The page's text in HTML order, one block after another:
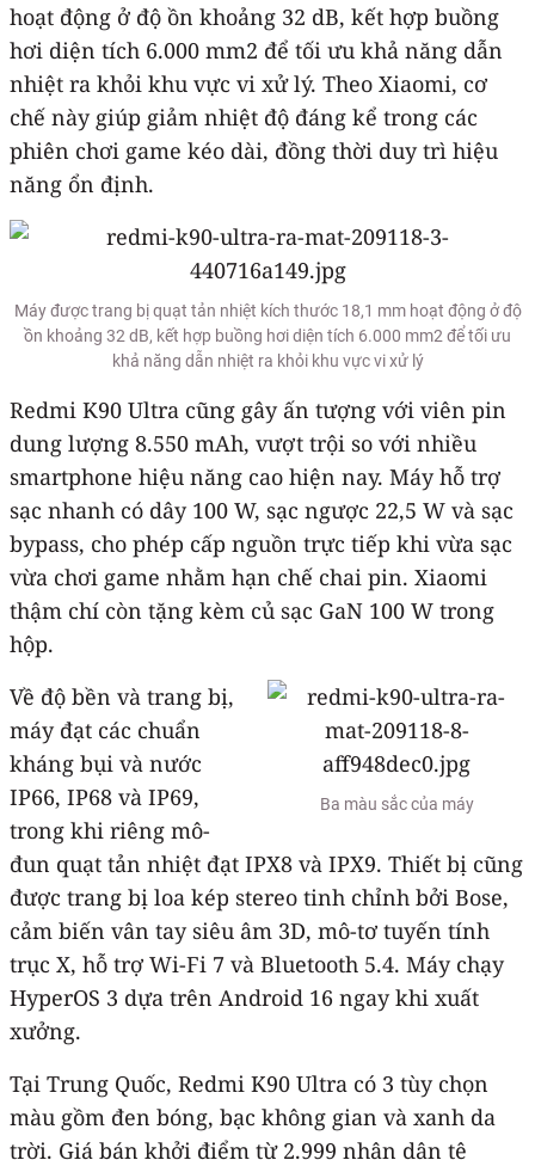
hoạt động ở độ ồn khoảng 32 dB, kết hợp buồng
hơi diện tích 6.000 mm2 để tối ưu khả năng dẫn
nhiệt ra khỏi khu vực vi xử lý. Theo Xiaomi, cơ
chế này giúp giảm nhiệt độ đáng kể trong các
phiên chơi game kéo dài, đồng thời duy trì hiệu
năng ổn định.
Máy được trang bị quạt tản nhiệt kích thước 18,1 mm hoạt động ở độ
ồn khoảng 32 dB, kết hợp buồng hơi diện tích 6.000 mm2 để tối ưu
khả năng dẫn nhiệt ra khỏi khu vực vi xử lý
Redmi K90 Ultra cũng gây ấn tượng với viên pin
dung lượng 8.550 mAh, vượt trội so với nhiều
smartphone hiệu năng cao hiện nay. Máy hỗ trợ
sạc nhanh có dây 100 W, sạc ngược 22,5 W và sạc
bypass, cho phép cấp nguồn trực tiếp khi vừa sạc
vừa chơi game nhằm hạn chế chai pin. Xiaomi
thậm chí còn tặng kèm củ sạc GaN 100 W trong
hộp.
Ba màu sắc của máy
Về độ bền và trang bị,
máy đạt các chuẩn
kháng bụi và nước
IP66, IP68 và IP69,
trong khi riêng mô-
đun quạt tản nhiệt đạt IPX8 và IPX9. Thiết bị cũng
được trang bị loa kép stereo tinh chỉnh bởi Bose,
cảm biến vân tay siêu âm 3D, mô-tơ tuyến tính
trục X, hỗ trợ Wi-Fi 7 và Bluetooth 5.4. Máy chạy
HyperOS 3 dựa trên Android 16 ngay khi xuất
xưởng.
Tại Trung Quốc, Redmi K90 Ultra có 3 tùy chọn
màu gồm đen bóng, bạc không gian và xanh da
trời. Giá bán khởi điểm từ 2.999 nhân dân tệ